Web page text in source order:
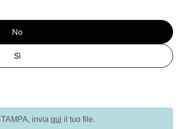
No
Sì
Custodia Waterproof
G404925 Custodia Waterproof
invia qui il tuo file.